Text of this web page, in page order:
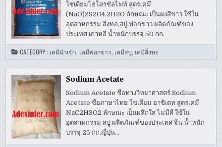
โซเดียมไฮโดรซัลไฟท์ สูตรเคมี
(NaO)2S2O4.2H2O ลักษณะ เป็นผงสีขาว ใช้ใน
อุตสาหกรรม สิ่งทอ,สบู่,ฟอกขาว ผลิตภัณฑ์ของ
ประเทศ เกาหลี น้ำหนักบรรจุ 50 กก.
CATEGORY : เคมีนำเข้า เคมีฟอกขาว เคมีสบู่ เคมีสิ่งทอ
Sodium Acetate
Sodium Acetate ชื่อทางวิทยาศาสตร์ Sodium
Acetate ชื่อภาษาไทย โซเดียม อาซิเตท สูตรเคมี
NaC2H3O2 ลักษณะ เป็นผลึกใส ไม่มีสี ใช้ใน
อุตสาหกรรม สบู่ ผลิตภัณฑ์ของประเทศ จีน น้ำหนัก
บรรจุ 25 กก.ญี่ปุ่น…